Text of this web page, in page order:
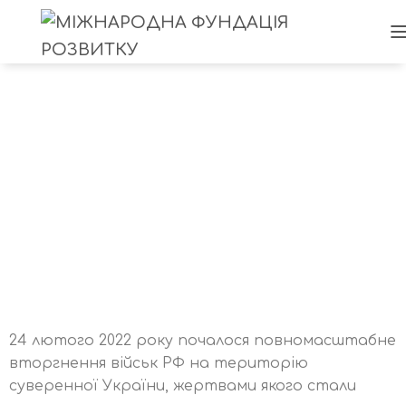
24 лютого 2022 року почалося повномасштабне
вторгнення військ РФ на територію
суверенної України, жертвами якого стали